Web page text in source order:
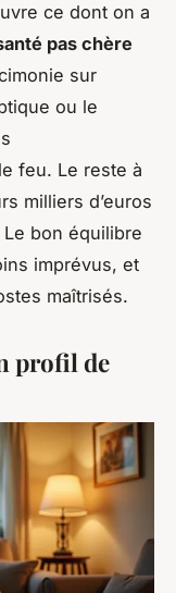
ce dont on a
pas chère
sur
ou le
feu. Le reste à
milliers d’euros
bon équilibre
imprévus, et
maîtrisés.
profil de